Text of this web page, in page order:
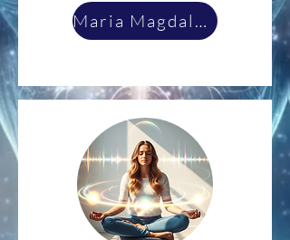
Maria Magdalena